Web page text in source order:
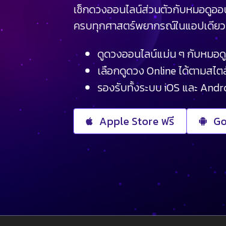
เช็กดวงออนไลน์ส่วนตัวกับหมอดูอ
ครบทุกศาสตร์พยากรณ์ในแอปเดียว
ดูดวงออนไลน์แม่น ๆ กับหมอ
เลือกดูดวง Online ได้ตามส
รองรับทั้งระบบ iOS และ
Apple Store ฟรี